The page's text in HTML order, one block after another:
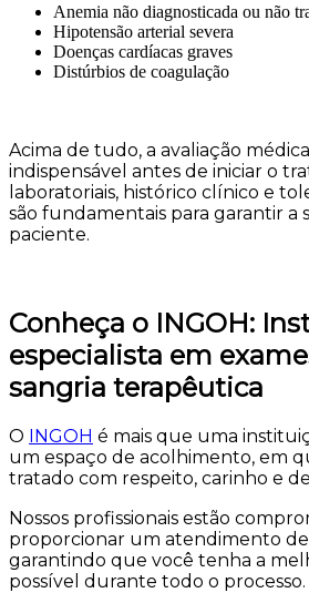
Anemia não diagnosticada ou não
Hipotensão arterial severa
Doenças cardíacas graves
Distúrbios de coagulação
Acima de tudo, a avaliação
indispensável antes de iniciar o
laboratoriais, histórico clínico e
são fundamentais para garantir a
paciente.
Conheça o INGOH:
especialista em
sangria terapêutica
O INGOH é mais que uma
um espaço de acolhimento, em
tratado com respeito, carinho e
Nossos profissionais estão
proporcionar um atendimento
garantindo que você tenha a
possível durante todo o processo.